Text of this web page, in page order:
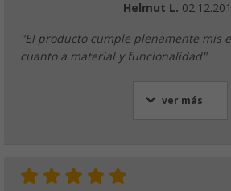
Helmut L.
"El producto cumple plenamente mis
cuanto a material y funcionalidad"
ver más